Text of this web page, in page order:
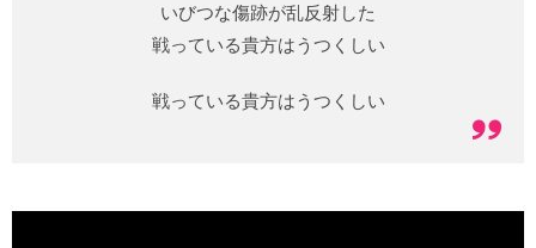
いびつな傷跡が乱反射した
戦っている貴方はうつくしい
戦っている貴方はうつくしい